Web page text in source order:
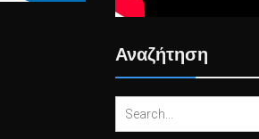
Αναζήτηση
for: